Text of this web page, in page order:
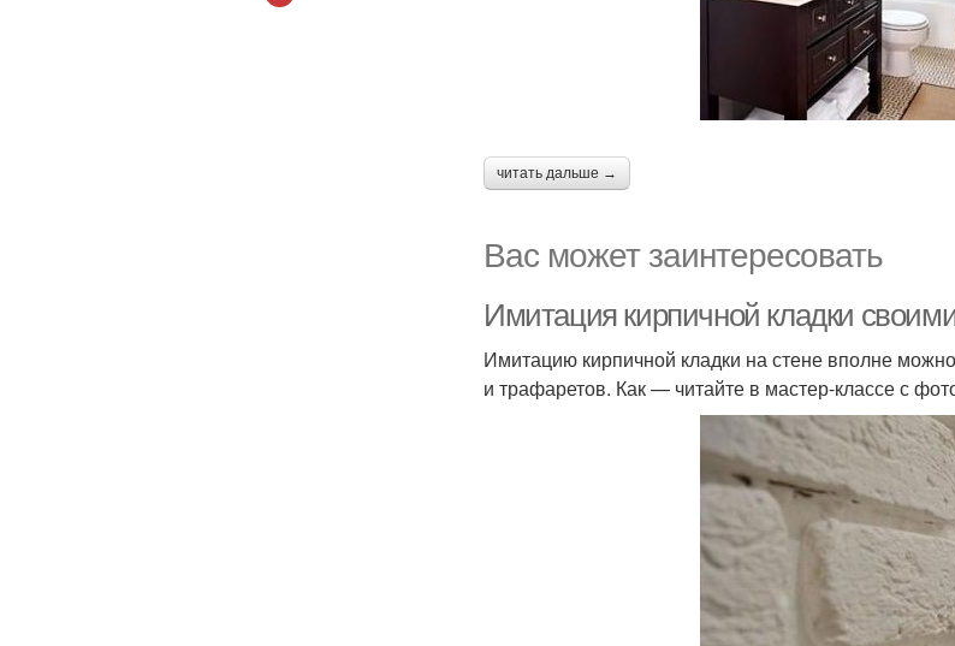
читать дальше →
Вас может заинтересовать
Имитация кирпичной кладки
Имитацию кирпичной кладки на стене вполне
и трафаретов. Как — читайте в мастер-классе с